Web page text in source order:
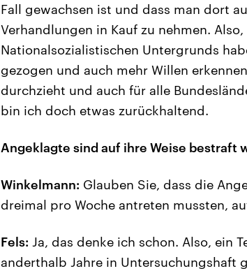
Fall gewachsen ist und dass man dort
Verhandlungen in Kauf zu nehmen.
Nationalsozialistischen Untergrunds
gezogen und auch mehr Willen
durchzieht und auch für alle
bin ich doch etwas zurückhaltend.
Angeklagte sind auf ihre Weise bestraft
Winkelmann: Glauben Sie, dass die
dreimal pro Woche antreten mussten,
Fels: Ja, das denke ich schon. Also, ein
anderthalb Jahre in Untersuchungshaft